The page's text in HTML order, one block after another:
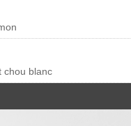
chou blanc